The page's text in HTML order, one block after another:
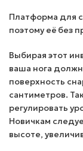
Платформа для
поэтому её без
Выбирая этот
ваша нога
поверхность
сантиметров.
регулировать
Новичкам
высоте,